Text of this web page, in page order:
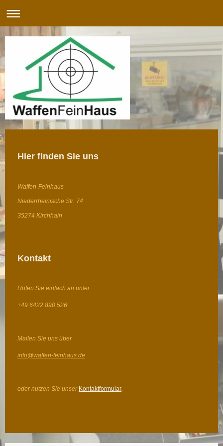
Hier finden Sie uns
Waffen-Feinhaus
Niederrheinische Str. 74
35274 Kirchhain
Kontakt
Rufen Sie einfach an unter
+49 6422 890 526
Mailen Sie uns über
info@waffen-feinhaus.de
oder nutzen Sie unser Kontaktformular